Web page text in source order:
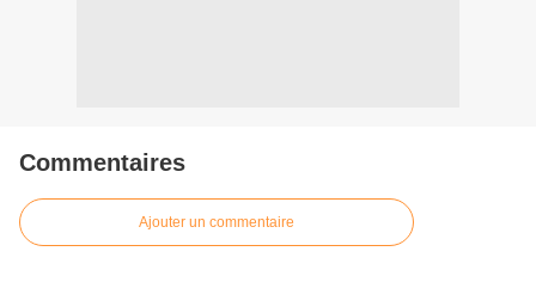
Commentaires
Ajouter un commentaire